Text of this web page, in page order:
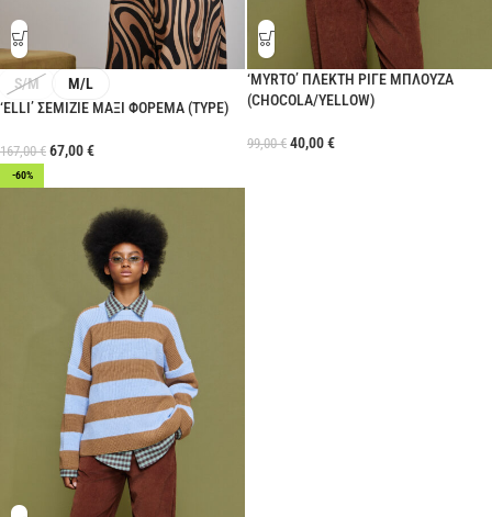
S/M
M/L
‘ELLI’ ΣΕΜΙΖΙΕ ΜΑΞΙ ΦΟΡΕΜΑ (TYPE)
167,00€ 67,00€
‘MYRTO’ ΠΛΕΚΤΗ ΡΙΓΕ ΜΠΛΟΥΖΑ
(CHOCOLA/YELLOW)
99,00€ 40,00€
-60%